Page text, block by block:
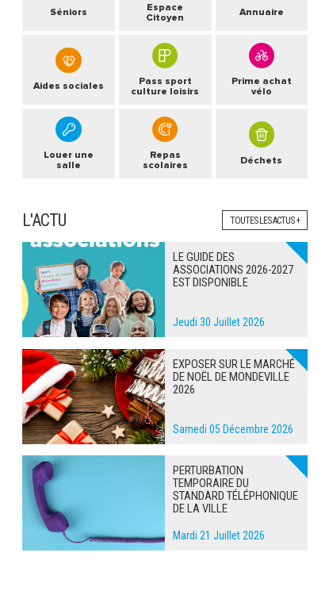
Séniors
Espace
Citoyen
Annuaire
Aides sociales
Pass sport
culture loisirs
Prime achat
vélo
Louer une
salle
Repas
scolaires
Déchets
L'ACTU TOUTES LES ACTUS +
LE GUIDE DES
ASSOCIATIONS 2026-2027
EST DISPONIBLE
Jeudi 30 Juillet 2026
EXPOSER SUR LE MARCHÉ
DE NOËL DE MONDEVILLE
2026
Samedi 05 Décembre 2026
PERTURBATION
TEMPORAIRE DU
STANDARD TÉLÉPHONIQUE
DE LA VILLE
Mardi 21 Juillet 2026